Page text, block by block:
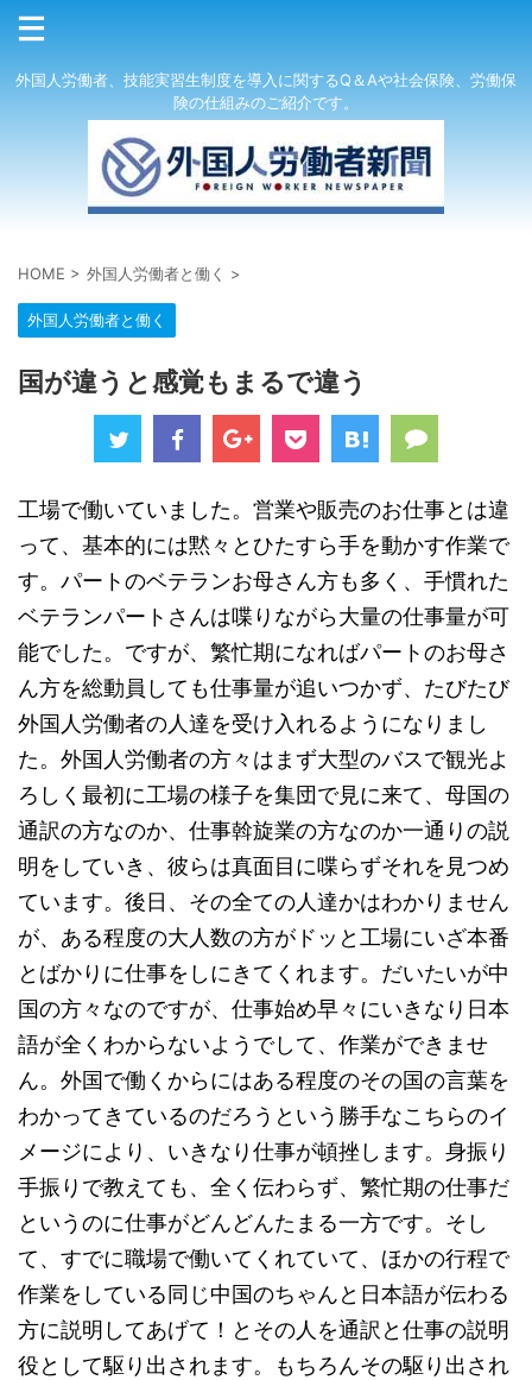
外国人労働者、技能実習生制度を導入に関するQ＆Aや社会保険、労働保
険の仕組みのご紹介です。
HOME > 外国人労働者と働く >
外国人労働者と働く
国が違うと感覚もまるで違う
工場で働いていました。営業や販売のお仕事とは違
って、基本的には黙々とひたすら手を動かす作業で
す。パートのベテランお母さん方も多く、手慣れた
ベテランパートさんは喋りながら大量の仕事量が可
能でした。ですが、繁忙期になればパートのお母さ
ん方を総動員しても仕事量が追いつかず、たびたび
外国人労働者の人達を受け入れるようになりまし
た。外国人労働者の方々はまず大型のバスで観光よ
ろしく最初に工場の様子を集団で見に来て、母国の
通訳の方なのか、仕事斡旋業の方なのか一通りの説
明をしていき、彼らは真面目に喋らずそれを見つめ
ています。後日、その全ての人達かはわかりません
が、ある程度の大人数の方がドッと工場にいざ本番
とばかりに仕事をしにきてくれます。だいたいが中
国の方々なのですが、仕事始め早々にいきなり日本
語が全くわからないようでして、作業ができませ
ん。外国で働くからにはある程度のその国の言葉を
わかってきているのだろうという勝手なこちらのイ
メージにより、いきなり仕事が頓挫します。身振り
手振りで教えても、全く伝わらず、繁忙期の仕事だ
というのに仕事がどんどんたまる一方です。そし
て、すでに職場で働いてくれていて、ほかの行程で
作業をしている同じ中国のちゃんと日本語が伝わる
方に説明してあげて！とその人を通訳と仕事の説明
役として駆り出されます。もちろんその駆り出され